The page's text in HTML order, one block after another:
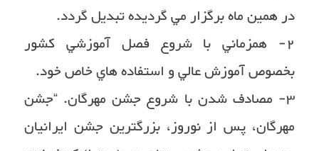
در همين ماه برگزار مي گرديده تبديل گردد.
٢- همزماني با شروع فصل آموزشي كشور
بخصوص آموزش عالي و استفاده هاي خاص خود.
٣- مصادف شدن با شروع جشن مهرگان. “جشن
مهرگان، پس از نوروز، بزرگترین جشن ایرانیان